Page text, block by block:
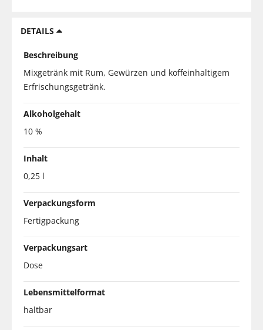
DETAILS
Beschreibung
Mixgetränk mit Rum, Gewürzen und koffeinhaltigem
Erfrischungsgetränk.
Alkoholgehalt
10 %
Inhalt
0,25 l
Verpackungsform
Fertigpackung
Verpackungsart
Dose
Lebensmittelformat
haltbar